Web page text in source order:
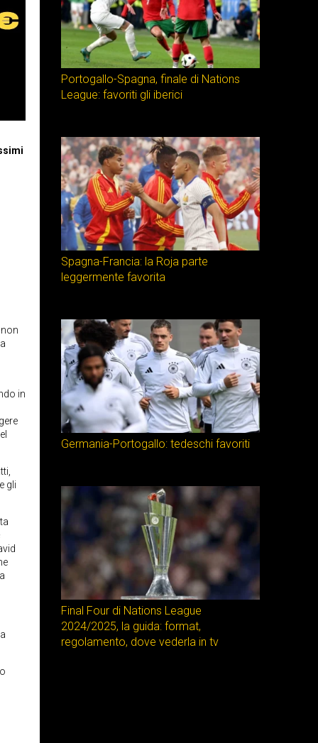
in
gli
Portogallo-Spagna, finale di Nations
League: favoriti gli iberici
Spagna-Francia: la Roja parte
leggermente favorita
Germania-Portogallo: tedeschi favoriti
Final Four di Nations League
2024/2025, la guida: format,
regolamento, dove vederla in tv